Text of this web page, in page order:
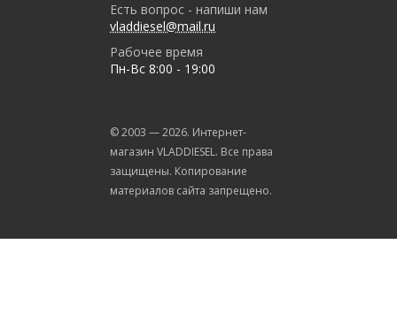
Есть вопрос - напиши нам
vladdiesel@mail.ru
Рабочее время
Пн-Вс 8:00 - 19:00
© 2003 —2026. Интернет-
магазин VLADDIESEL. Все права
защищены. Копирование
материалов сайта запрещено.